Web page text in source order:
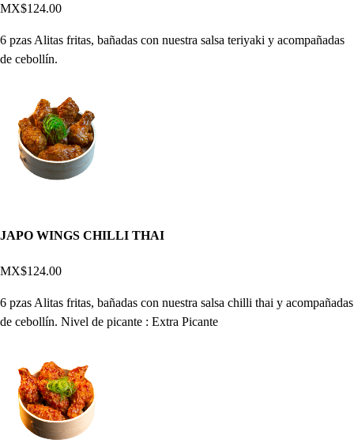
MX$124.00
6 pzas Alitas fritas, bañadas con nuestra salsa teriyaki y acompañadas
de cebollín.
JAPO WINGS CHILLI THAI
MX$124.00
6 pzas Alitas fritas, bañadas con nuestra salsa chilli thai y acompañadas
de cebollín. Nivel de picante : Extra Picante